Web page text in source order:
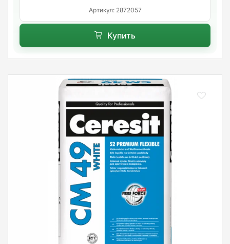
Артикул: 2872057
Купить